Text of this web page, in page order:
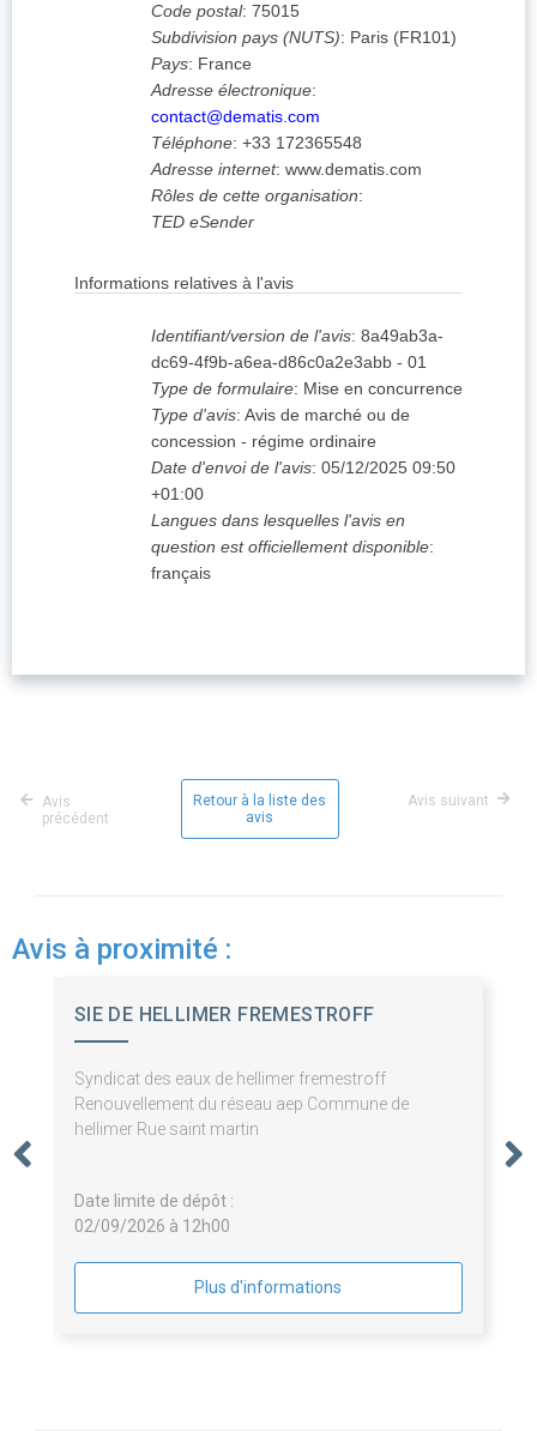
Code postal: 75015
Subdivision pays (NUTS): Paris (FR101)
Pays: France
Adresse électronique:
contact@dematis.com
Téléphone: +33 172365548
Adresse internet: www.dematis.com
Rôles de cette organisation:
TED eSender
Informations relatives à l'avis
Identifiant/version de l'avis: 8a49ab3a-
dc69-4f9b-a6ea-d86c0a2e3abb - 01
Type de formulaire: Mise en concurrence
Type d'avis: Avis de marché ou de
concession - régime ordinaire
Date d'envoi de l'avis: 05/12/2025 09:50
+01:00
Langues dans lesquelles l'avis en
question est officiellement disponible:
français
Avis
précédent
Retour à la liste des
avis
Avis suivant
Avis à proximité :
SIE DE HELLIMER FREMESTROFF
Syndicat des eaux de hellimer fremestroff
Renouvellement du réseau aep Commune de
hellimer Rue saint martin
Date limite de dépôt :
02/09/2026 à 12h00
Plus d'informations